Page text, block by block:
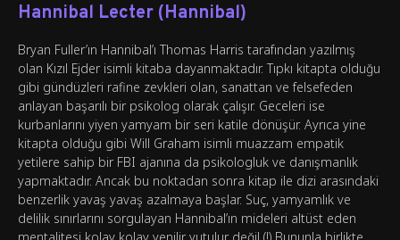
Hannibal Lecter (Hannibal)
Bryan Fuller’ın Hannibal’ı Thomas Harris tarafından yazılmış
olan Kızıl Ejder isimli kitaba dayanmaktadır. Tıpkı kitapta olduğu
gibi gündüzleri rafine zevkleri olan, sanattan ve felsefeden
anlayan başarılı bir psikolog olarak çalışır. Geceleri ise
kurbanlarını yiyen yamyam bir seri katile dönüşür. Ayrıca yine
kitapta olduğu gibi Will Graham isimli muazzam empatik
yetilere sahip bir FBI ajanına da psikologluk ve danışmanlık
yapmaktadır. Ancak bu noktadan sonra kitap ile dizi arasındaki
benzerlik yavaş yavaş azalmaya başlar. Suç, yamyamlık ve
delilik sınırlarını sorgulayan Hannibal’ın mideleri altüst eden